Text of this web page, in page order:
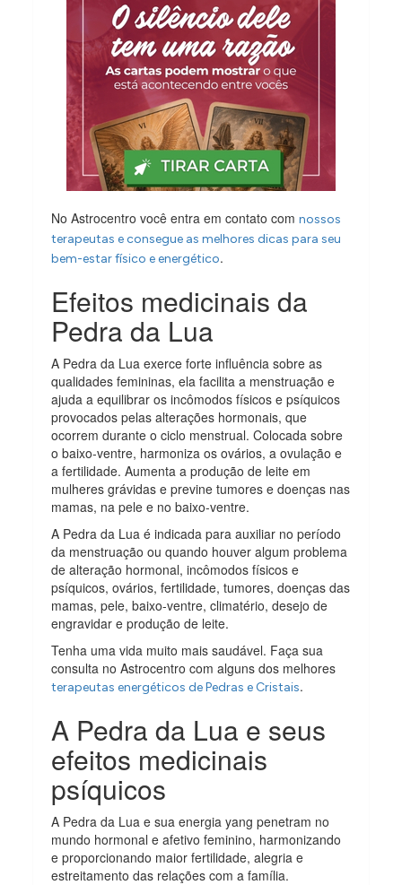
No Astrocentro você entra em contato comnossos
terapeutas e consegue as melhores dicas para seu
bem-estar físico e energético.
Efeitos medicinais da
Pedra da Lua
A Pedra da Lua exerce forte influência sobre as
qualidades femininas, ela facilita a menstruação e
ajuda a equilibrar os incômodos físicos e psíquicos
provocados pelas alterações hormonais, que
ocorrem durante o ciclo menstrual. Colocada sobre
o baixo-ventre, harmoniza os ovários, a ovulação e
a fertilidade. Aumenta a produção de leite em
mulheres grávidas e previne tumores e doenças nas
mamas, na pele e no baixo-ventre.
A Pedra da Lua é indicada para auxiliar no período
da menstruação ou quando houver algum problema
de alteração hormonal, incômodos físicos e
psíquicos, ovários, fertilidade, tumores, doenças das
mamas, pele, baixo-ventre, climatério, desejo de
engravidar e produção de leite.
Tenha uma vida muito mais saudável. Faça sua
consulta no Astrocentro com alguns dos melhores
terapeutas energéticos de Pedras e Cristais.
A Pedra da Lua e seus
efeitos medicinais
psíquicos
A Pedra da Lua e sua energia yang penetram no
mundo hormonal e afetivo feminino, harmonizando
e proporcionando maior fertilidade, alegria e
estreitamento das relações com a família.